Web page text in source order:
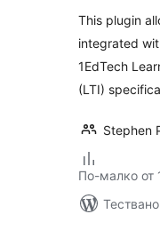
This plugin
integrated
1EdTech
(LTI)
Stephen
По-малко от